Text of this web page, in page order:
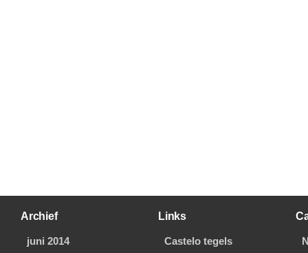
Archief
juni 2014
Links
Castelo tegels